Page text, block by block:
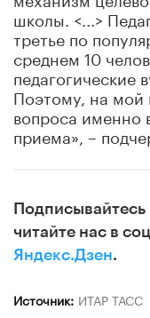
школы. <...>
третье по
среднем 10
педагогические
Поэтому, на мой
вопроса именно
приема», –
читайте нас в
Яндекс.Дзен.
Источник: ИТАР ТАСС